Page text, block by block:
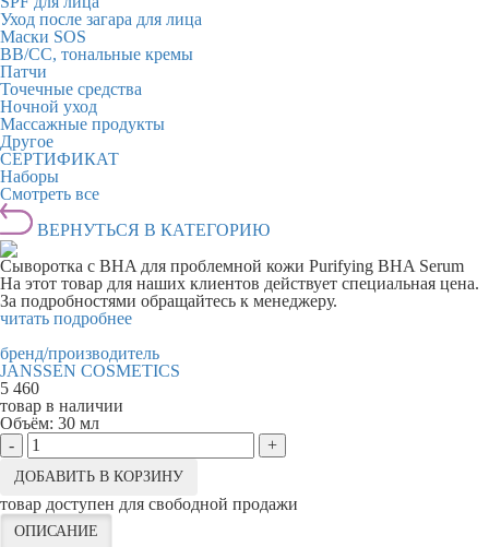
Уход после загара для лица
Маски SOS
BB/CC, тональные кремы
Патчи
Точечные средства
Ночной уход
Массажные продукты
Другое
СЕРТИФИКАТ
Наборы
Смотреть все
ВЕРНУТЬСЯ В КАТЕГОРИЮ
Сыворотка с BHA для проблемной кожи Purifying BHA Serum
На этот товар для наших клиентов действует специальная цена.
За подробностями обращайтесь к менеджеру.
читать подробнее
бренд/производитель
JANSSEN COSMETICS
5 460
товар в наличии
Объём: 30 мл
-
+
ДОБАВИТЬ В КОРЗИНУ
товар доступен для свободной продажи
ОПИСАНИЕ